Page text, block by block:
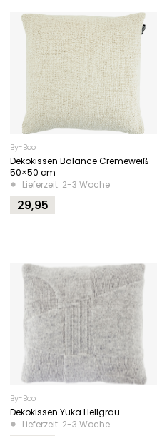
By-Boo
Dekokissen Balance Cremeweiß
50×50 cm
Lieferzeit: 2-3 Woche
29,95
By-Boo
Dekokissen Yuka Hellgrau
Lieferzeit: 2-3 Woche